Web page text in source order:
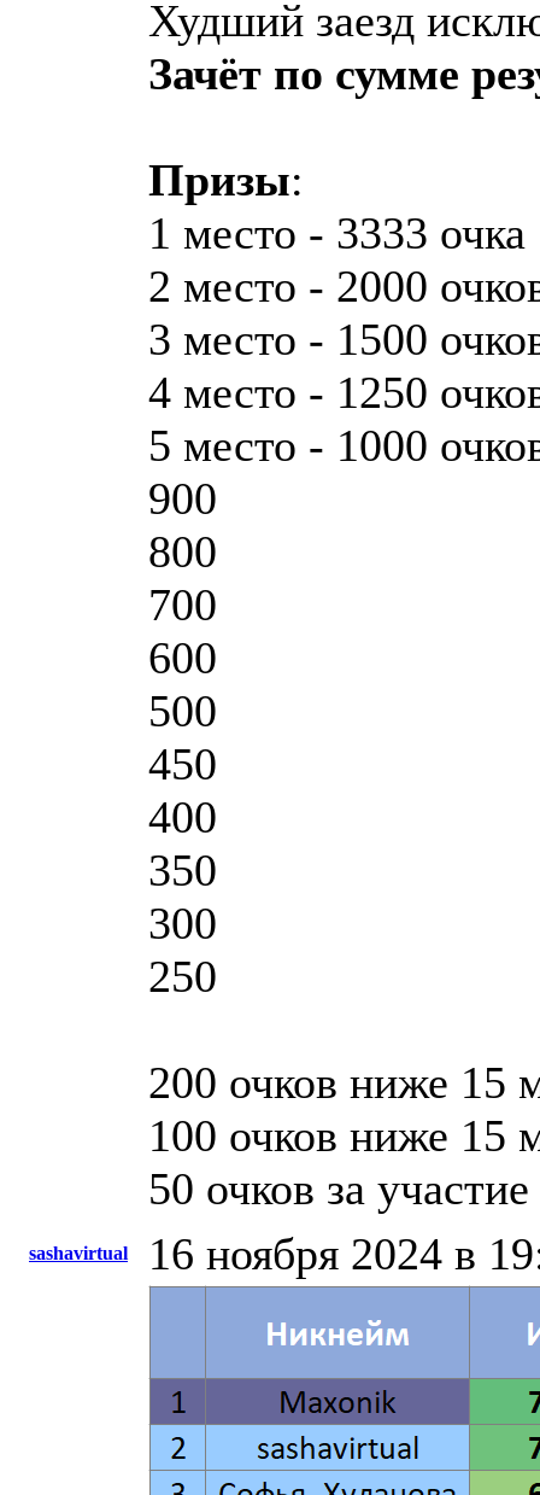
Худший заезд
Зачёт по сумме
Призы:
1 место - 3333 очка
2 место - 2000
3 место - 1500
4 место - 1250
5 место - 1000
900
800
700
600
500
450
400
350
300
250
200 очков ниже 15
100 очков ниже 15
50 очков за участие
sashavirtual 16 ноября 2024 в